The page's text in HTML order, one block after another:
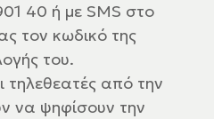
40 ή με SMS στο
τον κωδικό της
του.
τηλεθεατές από την
να ψηφίσουν την